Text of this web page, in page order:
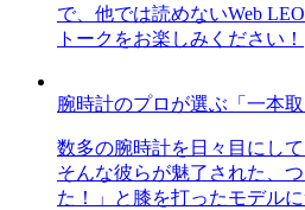
で、他では読めないWeb
トークをお楽しみください！
腕時計のプロが選ぶ「一本取
数多の腕時計を日々目にし
そんな彼らが魅了された、
た！」と膝を打ったモデル